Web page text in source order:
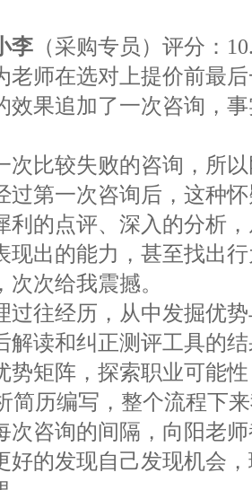
李 （采购专员）评分：
老师在选对上提价前最
效果追加了一次咨询，
次比较失败的咨询，所
过第一次咨询后，这种
利的点评、深入的分析
现出的能力，甚至找出
次次给我震撼。
过往经历，从中发掘优
解读和纠正测评工具的
势矩阵，探索职业可能
简历编写，整个流程下
次咨询的间隔，向阳老
好的发现自己发现机会